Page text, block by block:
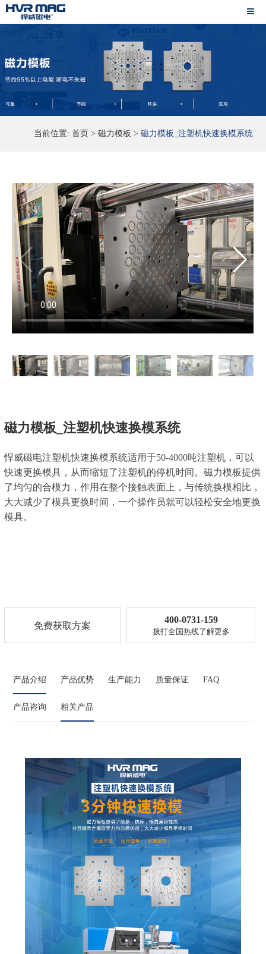
当前位置: 首页 > 磁力模板 > 磁力模板_注塑机快速换模系统
磁力模板_注塑机快速换模系统
悍威磁电注塑机快速换模系统适用于50-4000吨注塑机，可以
快速更换模具，从而缩短了注塑机的停机时间。磁力模板提供
了均匀的合模力，作用在整个接触表面上，与传统换模相比，
大大减少了模具更换时间，一个操作员就可以轻松安全地更换
模具。
免费获取方案
400-0731-159
拨打全国热线了解更多
产品介绍 产品优势 生产能力 质量保证 FAQ
产品咨询 相关产品